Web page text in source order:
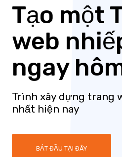
Tạo một
web
ngay
Trình xây dựng trang
nhất hiện nay
BẮT ĐẦU TẠI ĐÂY